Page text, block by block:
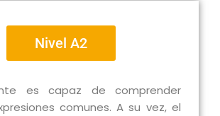
es capaz de comprender
comunes. A su vez, el
Nivel A2